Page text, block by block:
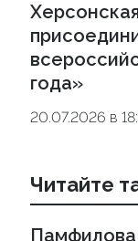
года»
20.07.2026 в
Читайте